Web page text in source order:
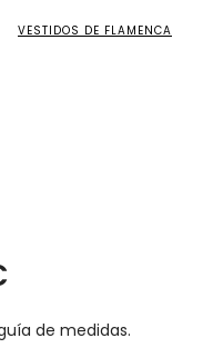
VESTIDOS DE FLAMENCA
de medidas.